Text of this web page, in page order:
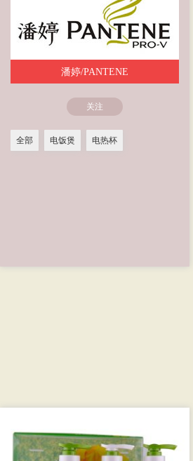
潘婷/PANTENE
关注
全部 电饭煲 电热杯